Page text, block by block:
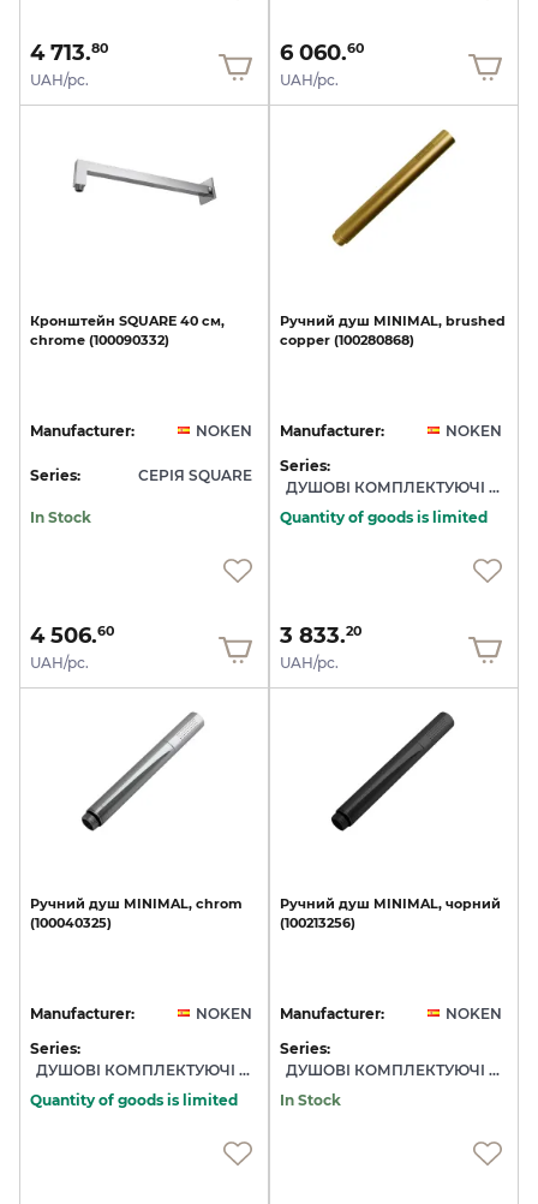
4 713.80
UAH/pc.
6 060.60
UAH/pc.
Кронштейн SQUARE 40 см,
chrome (100090332)
Manufacturer: NOKEN
Series: СЕРІЯ SQUARE
In Stock
4 506.60
UAH/pc.
Ручний душ MINIMAL, brushed
copper (100280868)
Manufacturer:
NOKEN
Series:
ДУШОВІ КОМПЛЕКТУЮЧІ NOKEN
Quantity of goods is limited
3 833.20
UAH/pc.
Ручний душ MINIMAL, chrom
(100040325)
Manufacturer:
NOKEN
Series:
ДУШОВІ КОМПЛЕКТУЮЧІ NOKEN
Quantity of goods is limited
Ручний душ MINIMAL, чорний
(100213256)
Manufacturer:
NOKEN
Series:
ДУШОВІ КОМПЛЕКТУЮЧІ NOKEN
In Stock